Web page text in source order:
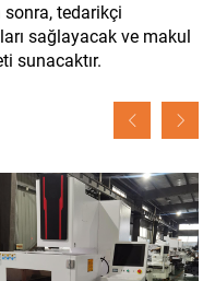
sonra, tedarikçi
sağlayacak ve makul
sunacaktır.